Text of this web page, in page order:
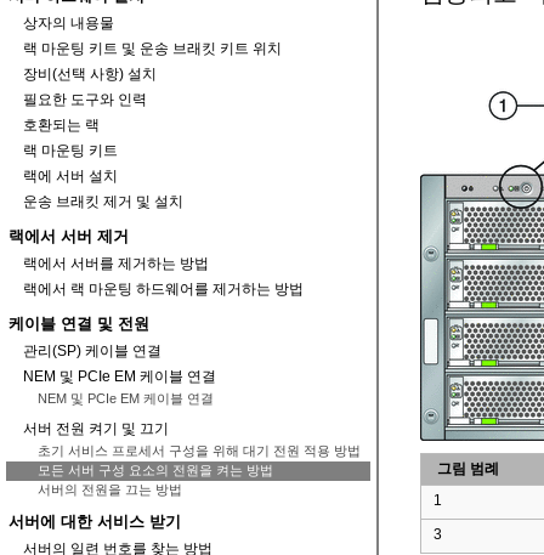
상자의 내용물
랙 마운팅 키트 및 운송 브래킷 키트 위치
장비(선택 사항) 설치
필요한 도구와 인력
호환되는 랙
랙 마운팅 키트
랙에 서버 설치
운송 브래킷 제거 및 설치
랙에서 서버 제거
랙에서 서버를 제거하는 방법
랙에서 랙 마운팅 하드웨어를 제거하는 방법
케이블 연결 및 전원
관리(SP) 케이블 연결
NEM 및 PCIe EM 케이블 연결
NEM 및 PCIe EM 케이블 연결
서버 전원 켜기 및 끄기
초기 서비스 프로세서 구성을 위해 대기 전원 적용 방법
모든 서버 구성 요소의 전원을 켜는 방법
서버의 전원을 끄는 방법
서버에 대한 서비스 받기
서버의 일련 번호를 찾는 방법
그림 범례
1
3